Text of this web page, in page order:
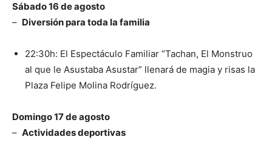
Sábado 16 de agosto
– Diversión para toda la familia
22:30h: El Espectáculo Familiar “Tachan, El Monstruo
al que le Asustaba Asustar” llenará de magia y risas la
Plaza Felipe Molina Rodríguez.
Domingo 17 de agosto
– Actividades deportivas